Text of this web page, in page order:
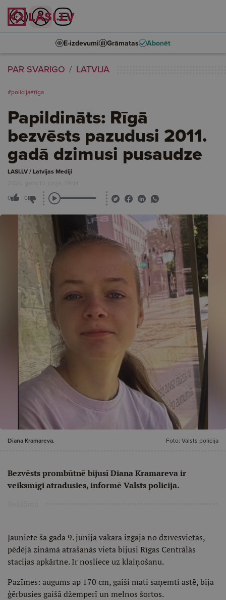
E-izdevumi Grāmatas Abonēt
PAR SVARĪGO LATVIJĀ
#policija#rīga
Papildināts: Rīgā
bezvēsts pazudusi 2011.
gadā dzimusi pusaudze
LASI.LV / Latvijas Mediji
2026. gada 10. jūnijs, 09:14
0 0
Diana Kramareva. Foto: Valsts policija
Bezvēsts prombūtnē bijusī Diana Kramareva ir
veiksmīgi atradusies, informē Valsts policija.
Jauniete šā gada 9. jūnija vakarā izgāja no dzīvesvietas,
pēdējā zināmā atrašanās vieta bijusi Rīgas Centrālās
stacijas apkārtne. Ir nosliece uz klaiņošanu.
Pazīmes: augums ap 170 cm, gaiši mati saņemti astē, bija
ģērbusies gaišā džemperī un melnos šortos.